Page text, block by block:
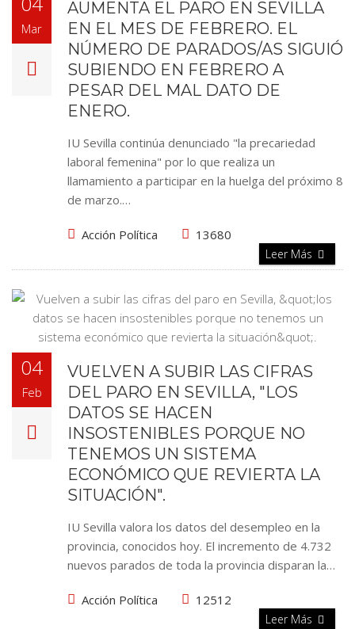
Mar
AUMENTA EL PARO EN SEVILLA
EN EL MES DE FEBRERO. EL
NÚMERO DE PARADOS/AS SIGUIÓ
SUBIENDO EN FEBRERO A
PESAR DEL MAL DATO DE
ENERO.
IU Sevilla continúa denunciado "la precariedad
laboral femenina" por lo que realiza un
llamamiento a participar en la huelga del próximo 8
de marzo.…
Acción Política 13680
Leer Más
04
Feb
VUELVEN A SUBIR LAS CIFRAS
DEL PARO EN SEVILLA, "LOS
DATOS SE HACEN
INSOSTENIBLES PORQUE NO
TENEMOS UN SISTEMA
ECONÓMICO QUE REVIERTA LA
SITUACIÓN".
IU Sevilla valora los datos del desempleo en la
provincia, conocidos hoy. El incremento de 4.732
nuevos parados de toda la provincia disparan la…
Acción Política 12512
Leer Más